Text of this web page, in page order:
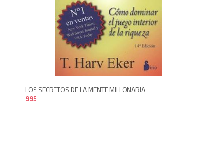
LOS SECRETOS DE LA MENTE MILLONARIA
995